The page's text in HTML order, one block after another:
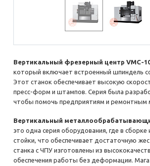
Вертикальный фрезерный центр VMC-
который включает встроенный шпиндель
Этот станок обеспечивает высокую
пресс-форм и штампов. Серия была
чтобы помочь предприятиям и ремонтным
Вертикальный
это одна серия оборудования, где в
стойки, что обеспечивает достаточную
станка с ЧПУ изготовлены из
обеспечения работы без деформации.